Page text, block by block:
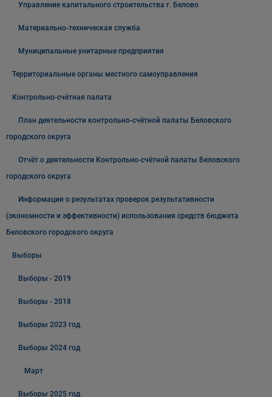
Управление капитального строительства г. Белово
Материально-техническая служба
Муниципальные унитарные предприятия
Территориальные органы местного самоуправления
Контрольно-счётная палата
План деятельности контрольно-счётной палаты Беловского
городского округа
Отчёт о деятельности Контрольно-счётной палаты Беловского
городского округа
Информация о результатах проверок результативности
(экономности и эффективности) использования средств бюджета
Беловского городского округа
Выборы
Выборы - 2019
Выборы - 2018
Выборы 2023 год
Выборы 2024 год
Март
Выборы 2025 год